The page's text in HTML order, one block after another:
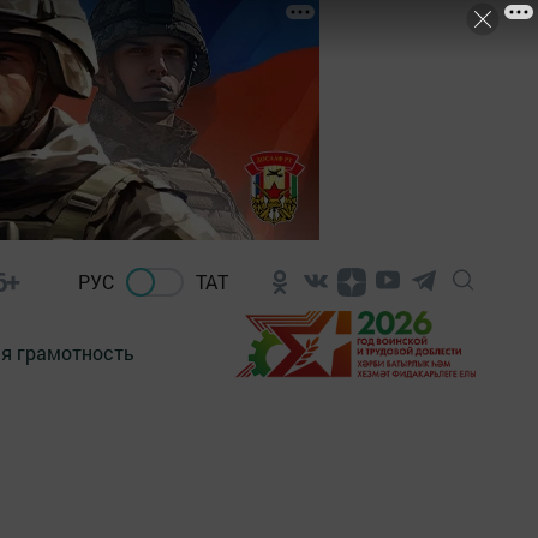
РУС ТАТ
грамотность